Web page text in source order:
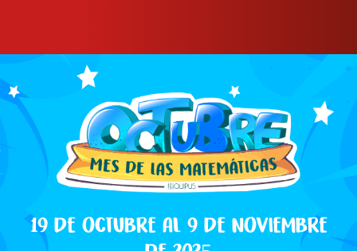
19 de octubre al 9 de noviembre